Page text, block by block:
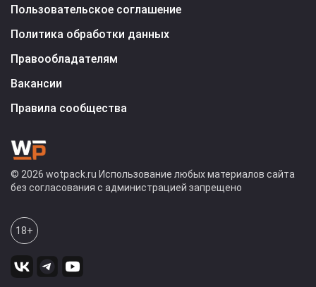
Пользовательское соглашение
Политика обработки данных
Правообладателям
Вакансии
Правила сообщества
© 2026 wotpack.ru Использование любых материалов сайта
без согласования с администрацией запрещено
18+